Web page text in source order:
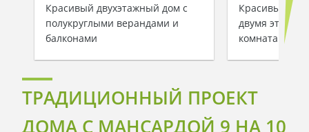
Красивый двухэтажный дом с
полукруглыми верандами и
балконами
Красивый
двумя
комнатами
ТРАДИЦИОННЫЙ ПРОЕКТ
ДОМА С МАНСАРДОЙ 9 НА 10